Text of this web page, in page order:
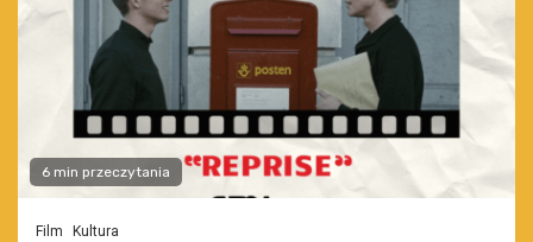
6 min przeczytania
Film Kultura